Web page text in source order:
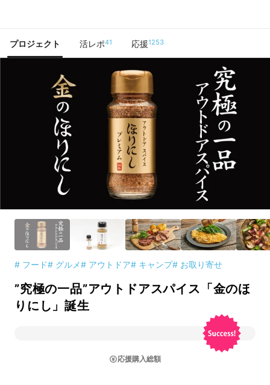
プロジェクト 活レポ41 応援1253
# フード# グルメ# アウトドア# キャンプ# お取り寄せ
”究極の一品”アウトドアスパイス「金のほ
りにし」誕生
応援購入総額